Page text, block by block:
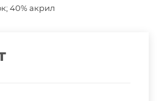
40% акрил